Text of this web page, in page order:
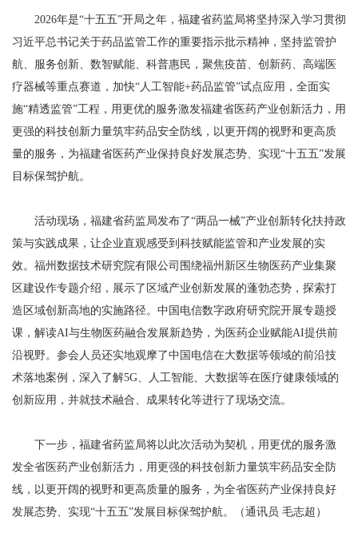
2026年是“十五五”开局之年，福建省药监局将坚持深入学习贯彻
习近平总书记关于药品监管工作的重要指示批示精神，坚持监管护
航、服务创新、数智赋能、科普惠民，聚焦疫苗、创新药、高端医
疗器械等重点赛道，加快“人工智能+药品监管”试点应用，全面实
施“精透监管”工程，用更优的服务激发福建省医药产业创新活力，用
更强的科技创新力量筑牢药品安全防线，以更开阔的视野和更高质
量的服务，为福建省医药产业保持良好发展态势、实现“十五五”发展
目标保驾护航。
活动现场，福建省药监局发布了“两品一械”产业创新转化扶持政
策与实践成果，让企业直观感受到科技赋能监管和产业发展的实
效。福州数据技术研究院有限公司围绕福州新区生物医药产业集聚
区建设作专题介绍，展示了区域产业创新发展的蓬勃态势，探索打
造区域创新高地的实施路径。中国电信数字政府研究院开展专题授
课，解读AI与生物医药融合发展新趋势，为医药企业赋能AI提供前
沿视野。参会人员还实地观摩了中国电信在大数据等领域的前沿技
术落地案例，深入了解5G、人工智能、大数据等在医疗健康领域的
创新应用，并就技术融合、成果转化等进行了现场交流。
下一步，福建省药监局将以此次活动为契机，用更优的服务激
发全省医药产业创新活力，用更强的科技创新力量筑牢药品安全防
线，以更开阔的视野和更高质量的服务，为全省医药产业保持良好
发展态势、实现“十五五”发展目标保驾护航。（通讯员 毛志超）